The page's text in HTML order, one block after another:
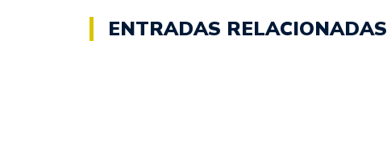
ENTRADAS RELACIONADAS